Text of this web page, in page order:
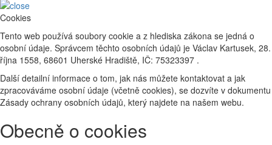
Cookies
Tento web používá soubory cookie a z hlediska zákona se jedná o
osobní údaje. Správcem těchto osobních údajů je Václav Kartusek, 28.
října 1558, 68601 Uherské Hradiště, IČ: 75323397 .
Další detailní informace o tom, jak nás můžete kontaktovat a jak
zpracováváme osobní údaje (včetně cookies), se dozvíte v dokumentu
Zásady ochrany osobních údajů, který najdete na našem webu.
Obecně o cookies